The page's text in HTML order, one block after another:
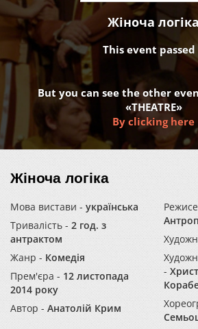
Жіноча логіка
This event passed
But you can see the other
«THEATRE»
By clicking here
Жіноча логіка
Мова вистави - українська
Тривалість - 2 год. з
антрактом
Жанр - Комедія
Прем'єра - 12 листопада
2014 року
Автор - Анатолій Крим
-